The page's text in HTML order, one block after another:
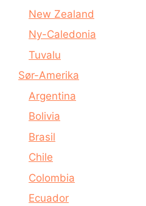
New Zealand
Ny-Caledonia
Tuvalu
Sør-Amerika
Argentina
Bolivia
Brasil
Chile
Colombia
Ecuador